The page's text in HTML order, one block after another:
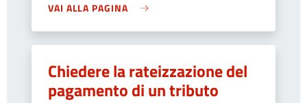
VAI ALLA PAGINA
Chiedere la rateizzazione del
pagamento di un tributo